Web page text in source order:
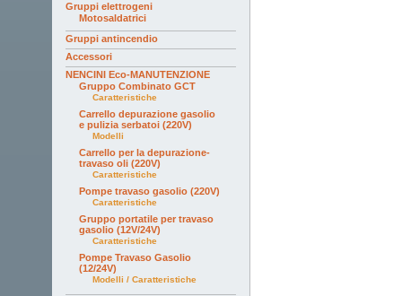
Gruppi elettrogeni
Motosaldatrici
Gruppi antincendio
Accessori
NENCINI Eco-MANUTENZIONE
Gruppo Combinato GCT
Caratteristiche
Carrello depurazione gasolio
e pulizia serbatoi (220V)
Modelli
Carrello per la depurazione-
travaso oli (220V)
Caratteristiche
Pompe travaso gasolio (220V)
Caratteristiche
Gruppo portatile per travaso
gasolio (12V/24V)
Caratteristiche
Pompe Travaso Gasolio
(12/24V)
Modelli / Caratteristiche